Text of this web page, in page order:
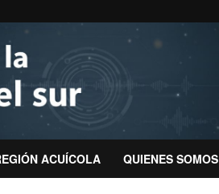
ACUÍCOLA QUIENES SOMOS